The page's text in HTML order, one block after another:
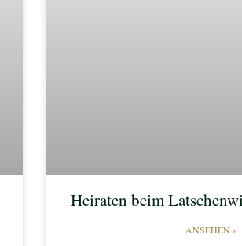
Heiraten beim
ANSEHEN »